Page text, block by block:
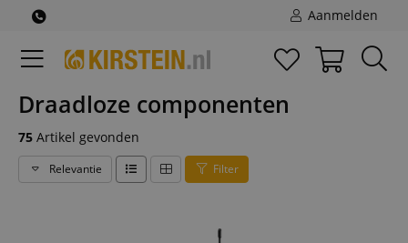
Aanmelden
Draadloze componenten
75 Artikel gevonden
Relevantie Filter